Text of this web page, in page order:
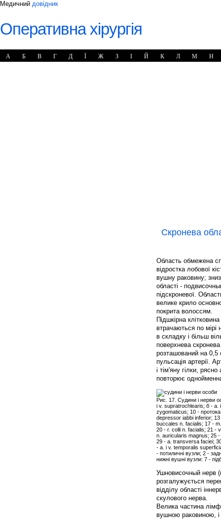
Медичний довідник
Оперативна хірургія
А Б В Г Д Ї Ж З І Й К Л М Н
Скронева
Область обмежена
відростка лобової
вушну раковину;
області -
підскроневої.
велике крило
покрита волоссям.
Підшкірна
втрачаються по мірі
в складку і більш
поверхнева
розташований на 0,5
пульсація артерії.
і тім'яну гілки,
повторює
Рис. 17. Судини і нерви
і v. supratrochlearis; б -
zygomaticus; 10 -
depressor iabbi inferior;
buccales n. facialis; 17 -
20 - r. colli n. facialis; 21 -
n. auricularis magnus; 25
29 - a. transversa faciei;
- а. і v. temporalis
- потиличні вузли; 2 -
нижні вушні вузли: 7 -
Ушновисочный нерв
розгалужується
відділу області
скулового нерва.
Велика частина
вушною раковиною,